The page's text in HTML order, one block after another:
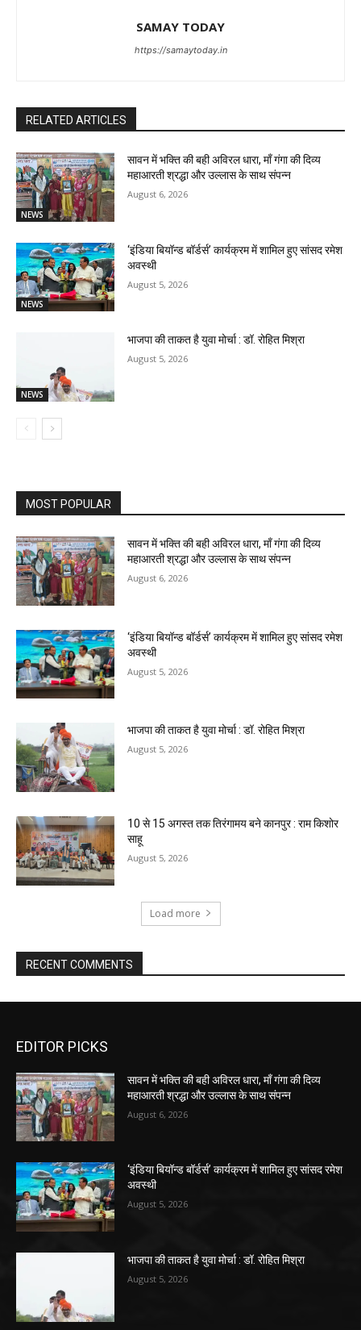
SAMAY TODAY
https://samaytoday.in
RELATED ARTICLES
NEWS
सावन में भक्ति की बही अविरल धारा, माँ गंगा की दिव्य
महाआरती श्रद्धा और उल्लास के साथ संपन्न
August 6, 2026
NEWS
‘इंडिया बियॉन्ड बॉर्डर्स’ कार्यक्रम में शामिल हुए सांसद रमेश
अवस्थी
August 5, 2026
NEWS
भाजपा की ताकत है युवा मोर्चा : डॉ. रोहित मिश्रा
August 5, 2026
MOST POPULAR
सावन में भक्ति की बही अविरल धारा, माँ गंगा की दिव्य
महाआरती श्रद्धा और उल्लास के साथ संपन्न
August 6, 2026
‘इंडिया बियॉन्ड बॉर्डर्स’ कार्यक्रम में शामिल हुए सांसद रमेश
अवस्थी
August 5, 2026
भाजपा की ताकत है युवा मोर्चा : डॉ. रोहित मिश्रा
August 5, 2026
10 से 15 अगस्त तक तिरंगामय बने कानपुर : राम किशोर
साहू
August 5, 2026
Load more
RECENT COMMENTS
EDITOR PICKS
सावन में भक्ति की बही अविरल धारा, माँ गंगा की दिव्य
महाआरती श्रद्धा और उल्लास के साथ संपन्न
August 6, 2026
‘इंडिया बियॉन्ड बॉर्डर्स’ कार्यक्रम में शामिल हुए सांसद रमेश
अवस्थी
August 5, 2026
भाजपा की ताकत है युवा मोर्चा : डॉ. रोहित मिश्रा
August 5, 2026